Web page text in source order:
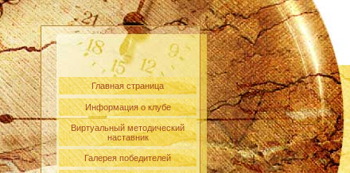
Главная страница
Информация о клубе
Виртуальный методический
наставник
Галерея победителей